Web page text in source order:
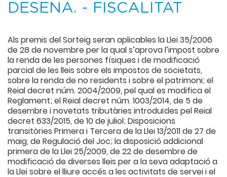
DESENA. - FISCALITAT
Als premis del Sorteig seran aplicables la Llei 35/2006
de 28 de novembre per la qual s’aprova l’impost sobre
la renda de les persones físiques i de modificació
parcial de les lleis sobre els impostos de societats,
sobre la renda de no residents i sobre el patrimoni; el
Reial decret núm. 2004/2009, pel qual es modifica el
Reglament; el Reial decret núm. 1003/2014, de 5 de
desembre i novetats tributàries introduïdes pel Reial
decret 633/2015, de 10 de juliol; Disposicions
transitòries Primera i Tercera de la Llei 13/2011 de 27 de
maig, de Regulació del Joc; la disposició addicional
primera de la Llei 25/2009, de 22 de desembre de
modificació de diverses lleis per a la seva adaptació a
la Llei sobre el lliure accés a les activitats de servei i el